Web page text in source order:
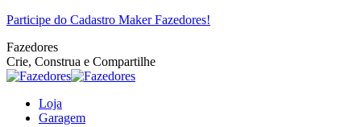
Pular
o
conteúdo
Facebook
Twitter
Google+
YouTube
Website
Rss
Participe do Cadastro Maker Fazedores!
Fazedores
Crie, Construa e Compartilhe
Loja
Garagem